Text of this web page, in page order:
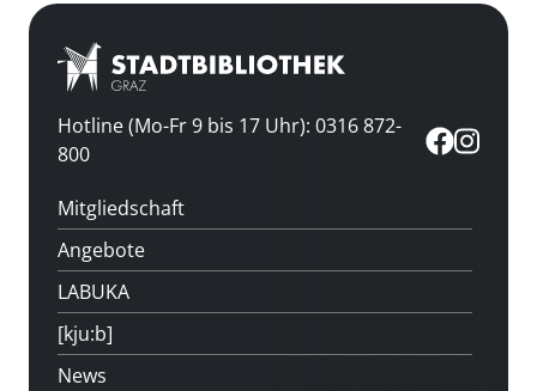
Hotline (Mo-Fr 9 bis 17 Uhr): 0316 872-
800
Mitgliedschaft
Angebote
LABUKA
[kju:b]
News